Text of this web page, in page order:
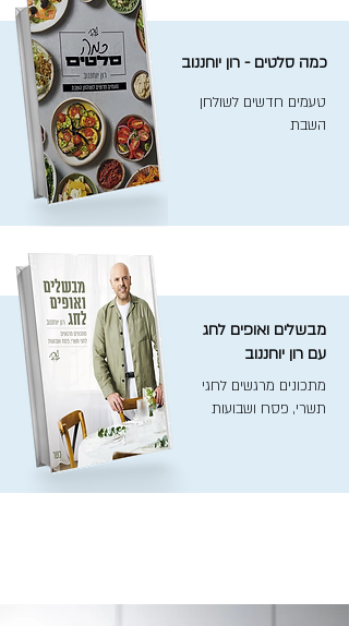
כמה סלטים - רון יוחננוב
טעמים חדשים לשולחן
השבת
מבשלים ואופים לחג
עם רון יוחננוב
מתכונים מרגשים לחגי
תשרי, פסח ושבועות